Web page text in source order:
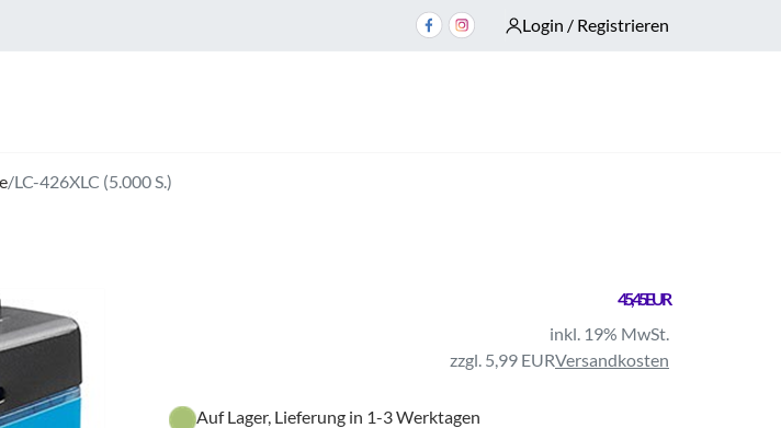
Login / Registrieren
/LC-426XLC (5.000 S.)
45,45 EUR
inkl. 19% MwSt.
zzgl. 5,99 EURVersandkosten
Auf Lager, Lieferung in 1-3 Werktagen